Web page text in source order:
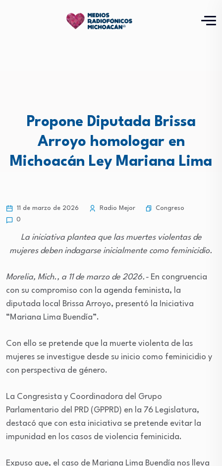
Propone Diputada Brissa
Arroyo homologar en
Michoacán Ley Mariana Lima
11 de marzo de 2026 Radio Mejor
Congreso
0
La iniciativa plantea que las muertes violentas de
mujeres deben indagarse inicialmente como feminicidio.
Morelia, Mich., a 11 de marzo de 2026.- En congruencia
con su compromiso con la agenda feminista, la
diputada local Brissa Arroyo, presentó la Iniciativa
“Mariana Lima Buendía”.
Con ello se pretende que la muerte violenta de las
mujeres se investigue desde su inicio como feminicidio y
con perspectiva de género.
La Congresista y Coordinadora del Grupo
Parlamentario del PRD (GPPRD) en la 76 Legislatura,
destacó que con esta iniciativa se pretende evitar la
impunidad en los casos de violencia feminicida.
Expuso que, el caso de Mariana Lima Buendía nos lleva